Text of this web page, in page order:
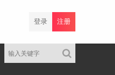
注册
登录